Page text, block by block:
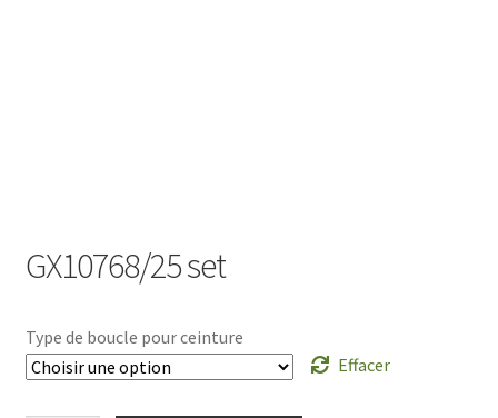
GX10768/25 set
Type de boucle pour ceinture
Effacer